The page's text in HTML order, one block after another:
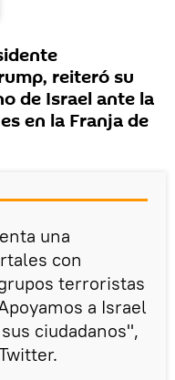
reiteró su
de Israel ante la
en la Franja de
una
con
terroristas
a Israel
ciudadanos",